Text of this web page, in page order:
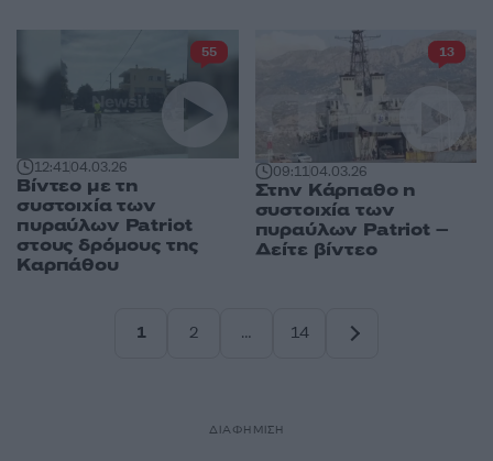
12:4104.03.26
Βίντεο με τη
συστοιχία των
πυραύλων Patriot
στους δρόμους της
Καρπάθου
55
09:1104.03.26
Στην Κάρπαθο η
συστοιχία των
πυραύλων Patriot –
Δείτε βίντεο
13
1
2
…
14
ΔΙΑΦΗΜΙΣΗ